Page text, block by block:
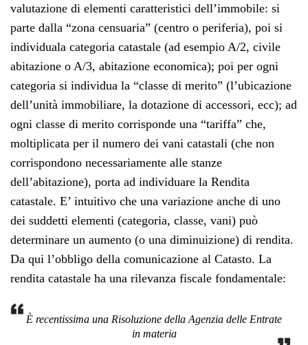
valutazione di elementi caratteristici dell’immobile: si
parte dalla “zona censuaria” (centro o periferia), poi si
individuala categoria catastale (ad esempio A/2, civile
abitazione o A/3, abitazione economica); poi per ogni
categoria si individua la “classe di merito” (l’ubicazione
dell’unità immobiliare, la dotazione di accessori, ecc); ad
ogni classe di merito corrisponde una “tariffa” che,
moltiplicata per il numero dei vani catastali (che non
corrispondono necessariamente alle stanze
dell’abitazione), porta ad individuare la Rendita
catastale. E’ intuitivo che una variazione anche di uno
dei suddetti elementi (categoria, classe, vani) può
determinare un aumento (o una diminuizione) di rendita.
Da qui l’obbligo della comunicazione al Catasto. La
rendita catastale ha una rilevanza fiscale fondamentale:
È recentissima una Risoluzione della Agenzia delle Entrate
in materia